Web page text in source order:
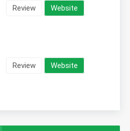
Review Website
Review Website